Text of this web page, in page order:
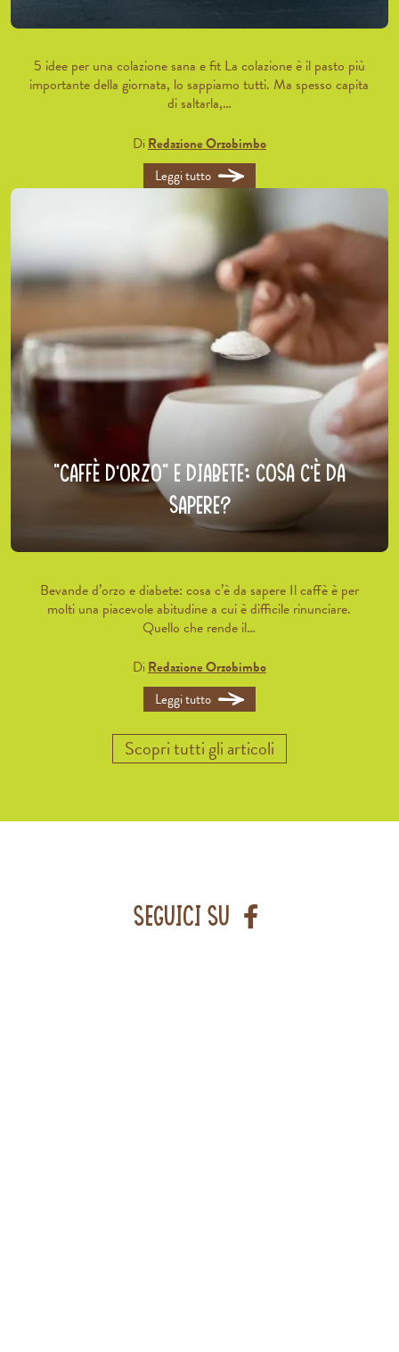
5 idee per una colazione sana e fit La colazione è il pasto più
importante della giornata, lo sappiamo tutti. Ma spesso capita
di saltarla,…
Di Redazione Orzobimbo
Leggi tutto
“Caffè d’orzo” e diabete: cosa c’è da
sapere?
Bevande d’orzo e diabete: cosa c’è da sapere Il caffè è per
molti una piacevole abitudine a cui è difficile rinunciare.
Quello che rende il…
Di Redazione Orzobimbo
Leggi tutto
Scopri tutti gli articoli
Seguici su Facebook